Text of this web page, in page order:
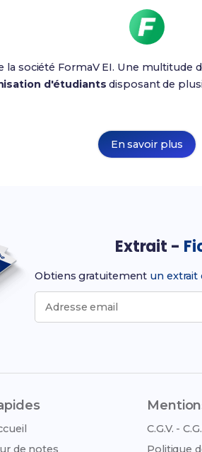
la société FormaV EI. Une multitude
d'étudiants disposant de
En savoir plus
Extrait -
Obtiens gratuitement un extrait
Adresse email
de notes
C.G.V. -
Politique